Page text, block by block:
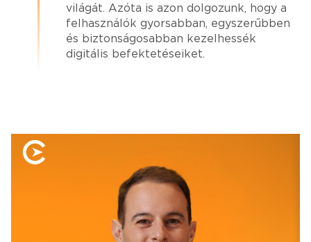
világát. Azóta is azon dolgozunk, hogy a
felhasználók gyorsabban, egyszerűbben
és biztonságosabban kezelhessék
digitális befektetéseiket.